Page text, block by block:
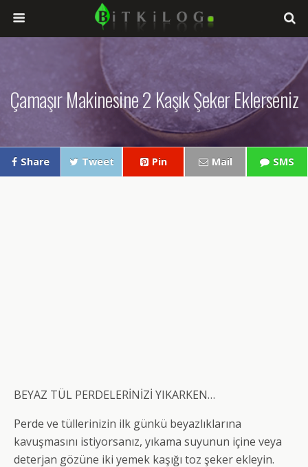
Çamaşır Makinesine 2 Kaşık Şeker Eklerseniz
Share Tweet Pin Mail SMS
BEYAZ TÜL PERDELERİNİZİ YIKARKEN…
Perde ve tüllerinizin ilk günkü beyazlıklarına
kavuşmasını istiyorsanız, yıkama suyunun içine veya
deterjan gözüne iki yemek kaşığı toz şeker ekleyin.